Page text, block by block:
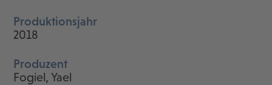
Produktionsjahr
2018
Produzent
Fogiel, Yael